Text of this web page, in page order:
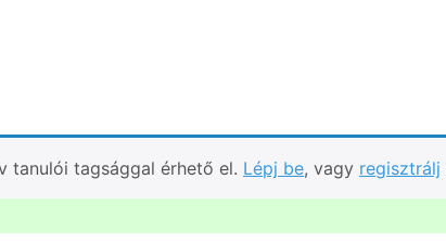
tanulói tagsággal érhető el. Lépj be, vagy regisztrálj